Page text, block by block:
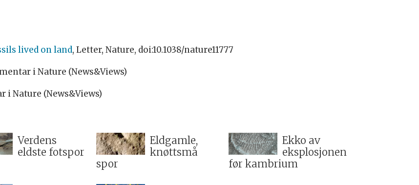
lived on land, Letter, Nature, doi:10.1038/nature11777
i Nature (News&Views)
i Nature (News&Views)
Verdens
eldste fotspor
Eldgamle,
knøttsmå
spor
Ekko av
eksplosjonen
før kambrium